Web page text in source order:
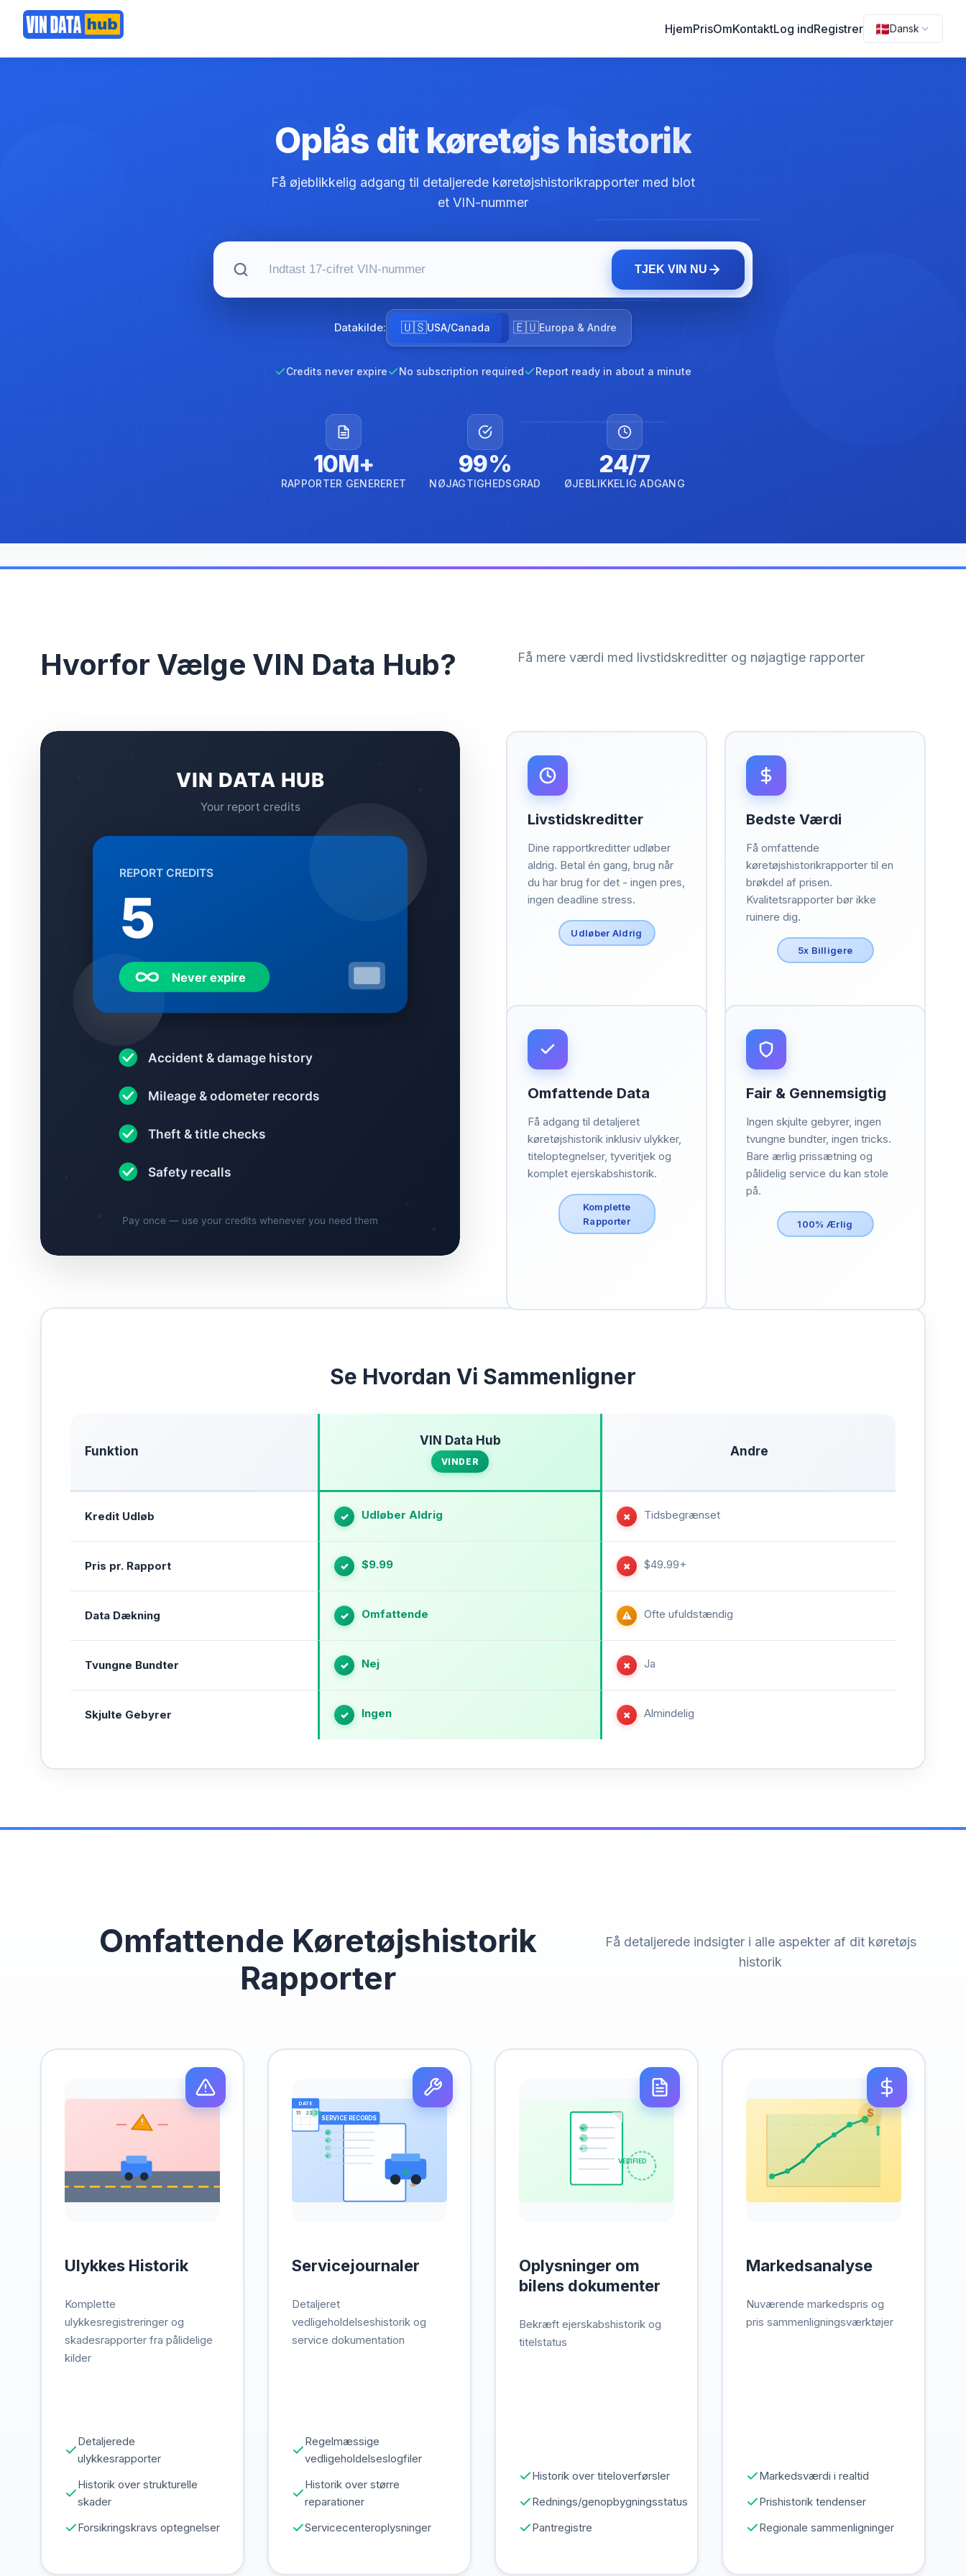
HjemPrisOmKontaktLog indRegistrer Dansk
Oplås dit køretøjs historik
Få øjeblikkelig adgang til detaljerede køretøjshistorikrapporter med blot
et VIN-nummer
TJEK VIN NU
Datakilde: 🇺🇸USA/Canada 🇪🇺Europa & Andre
Credits never expire No subscription required Report ready in about a minute
10M+
RAPPORTER GENERERET
99%
NØJAGTIGHEDSGRAD
24/7
ØJEBLIKKELIG ADGANG
Hvorfor Vælge VIN Data Hub? Få mere værdi med livstidskreditter og nøjagtige rapporter
Livstidskreditter
Dine rapportkreditter udløber
aldrig. Betal én gang, brug når
du har brug for det - ingen pres,
ingen deadline stress.
Udløber Aldrig
Bedste Værdi
Få omfattende
køretøjshistorikrapporter til en
brøkdel af prisen.
Kvalitetsrapporter bør ikke
ruinere dig.
5x Billigere
Omfattende Data
Få adgang til detaljeret
køretøjshistorik inklusiv ulykker,
titeloptegnelser, tyveritjek og
komplet ejerskabshistorik.
Komplette
Rapporter
Fair & Gennemsigtig
Ingen skjulte gebyrer, ingen
tvungne bundter, ingen tricks.
Bare ærlig prissætning og
pålidelig service du kan stole
på.
100% Ærlig
Se Hvordan Vi Sammenligner
Funktion
VIN Data Hub
VINDER
Andre
Kredit Udløb ✓ Udløber Aldrig ✗ Tidsbegrænset
Pris pr. Rapport ✓ $9.99 ✗ $49.99+
Data Dækning ✓ Omfattende ⚠ Ofte ufuldstændig
Tvungne Bundter ✓ Nej ✗ Ja
Skjulte Gebyrer ✓ Ingen ✗ Almindelig
Omfattende Køretøjshistorik
Rapporter
Få detaljerede indsigter i alle aspekter af dit køretøjs
historik
!
Ulykkes Historik
Komplette
ulykkesregistreringer og
skadesrapporter fra pålidelige
kilder
Detaljerede
ulykkesrapporter
Historik over strukturelle
skader
Forsikringskravs optegnelser
SERVICE RECORDS
DATE
15
22 29
OIL
Servicejournaler
Detaljeret
vedligeholdelseshistorik og
service dokumentation
Regelmæssige
vedligeholdelseslogfiler
Historik over større
reparationer
Servicecenteroplysninger
VERIFIED
Oplysninger om
bilens dokumenter
Bekræft ejerskabshistorik og
titelstatus
Historik over titeloverførsler
Rednings/genopbygningsstatus
Pantregistre
$
Markedsanalyse
Nuværende markedspris og
pris sammenligningsværktøjer
Markedsværdi i realtid
Prishistorik tendenser
Regionale sammenligninger